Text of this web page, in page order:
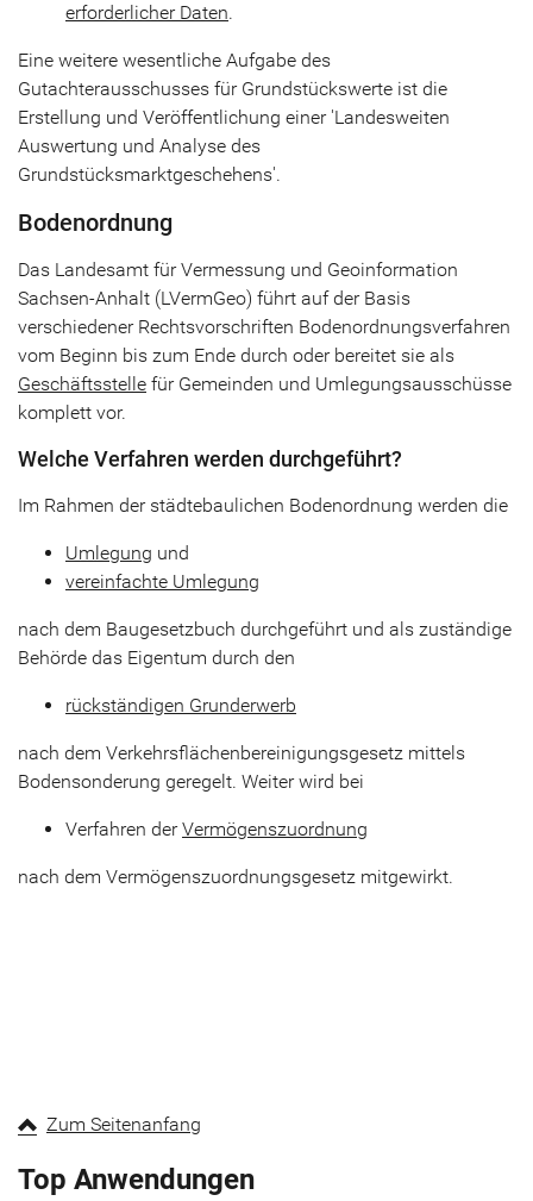
erforderlicher Daten.
Eine weitere wesentliche Aufgabe des
Gutachterausschusses für Grundstückswerte ist die
Erstellung und Veröffentlichung einer 'Landesweiten
Auswertung und Analyse des
Grundstücksmarktgeschehens'.
Bodenordnung
Das Landesamt für Vermessung und Geoinformation
Sachsen-Anhalt (LVermGeo) führt auf der Basis
verschiedener Rechtsvorschriften Bodenordnungsverfahren
vom Beginn bis zum Ende durch oder bereitet sie als
Geschäftsstelle für Gemeinden und Umlegungsausschüsse
komplett vor.
Welche Verfahren werden durchgeführt?
Im Rahmen der städtebaulichen Bodenordnung werden die
Umlegung und
vereinfachte Umlegung
nach dem Baugesetzbuch durchgeführt und als zuständige
Behörde das Eigentum durch den
rückständigen Grunderwerb
nach dem Verkehrsflächenbereinigungsgesetz mittels
Bodensonderung geregelt. Weiter wird bei
Verfahren derVermögenszuordnung
nach dem Vermögenszuordnungsgesetz mitgewirkt.
Zum Seitenanfang
Top Anwendungen